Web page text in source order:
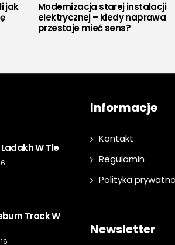
jak
Modernizacja starej instalacji
elektrycznej – kiedy naprawa
przestaje mieć sens?
W Tle
Track W
Informacje
Kontakt
Regulamin
Polityka
Newsletter